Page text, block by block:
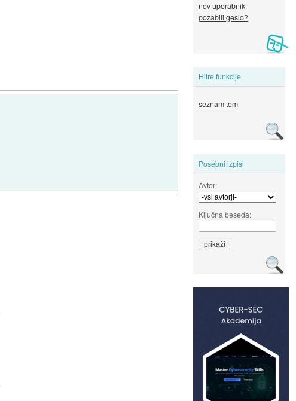
nov uporabnik
pozabili geslo?
Hitre funkcije
seznam tem
Posebni izpisi
Avtor:
Ključna beseda: